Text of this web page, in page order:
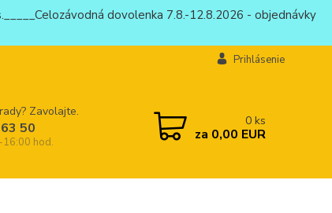
dovolenka 7.8.-12.8.2026 - objednávky
Prihlásenie
Zavolajte.
50
hod.
0 ks
za 0,00 EUR